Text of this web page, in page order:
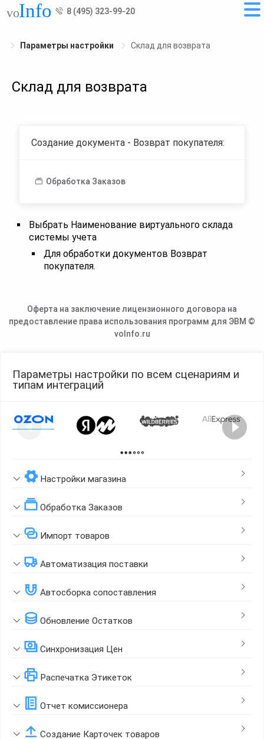
8 (495) 323-99-20
Параметры настройки Склад для возврата
Склад для возврата
Создание документа - Возврат покупателя:
Обработка Заказов
Выбрать Наименование виртуального склада
системы учета
Для обработки документов Возврат
покупателя.
Оферта на заключение лицензионного договора на
предоставление права использования программ для ЭВМ ©
voInfo.ru
Параметры настройки по всем сценариям и
типам интеграций
Настройки магазина
Обработка Заказов
Импорт товаров
Автоматизация поставки
Автосборка сопоставления
Обновление Остатков
Синхронизация Цен
Распечатка Этикеток
Отчет комиссионера
Создание Карточек товаров